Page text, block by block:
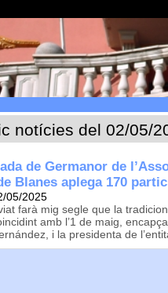
notícies del 02/05/
de Germanor de
Blanes aplega 170
05/2025
farà mig segle que la
amb l’1 de maig,
i la presidenta de